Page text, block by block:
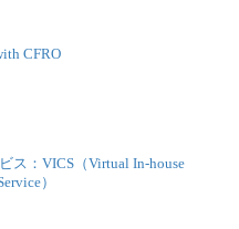
CFRO
ス：VICS（Virtual In-house
）